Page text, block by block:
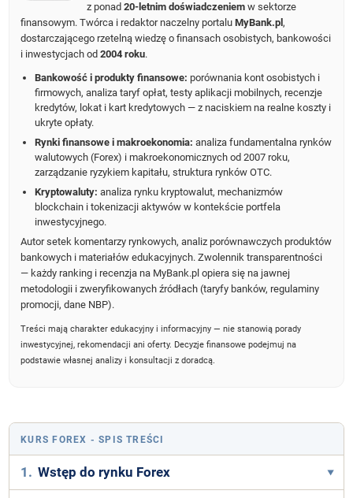
z ponad20-letnim doświadczeniem w sektorze
finansowym. Twórca i redaktor naczelny portaluMyBank.pl,
dostarczającego rzetelną wiedzę o finansach osobistych, bankowości
i inwestycjach od2004 roku.
Bankowość i produkty finansowe: porównania kont osobistych i
firmowych, analiza taryf opłat, testy aplikacji mobilnych, recenzje
kredytów, lokat i kart kredytowych — z naciskiem na realne koszty i
ukryte opłaty.
Rynki finansowe i makroekonomia: analiza fundamentalna rynków
walutowych (Forex) i makroekonomicznych od 2007 roku,
zarządzanie ryzykiem kapitału, struktura rynków OTC.
Kryptowaluty: analiza rynku kryptowalut, mechanizmów
blockchain i tokenizacji aktywów w kontekście portfela
inwestycyjnego.
Autor setek komentarzy rynkowych, analiz porównawczych produktów
bankowych i materiałów edukacyjnych. Zwolennik transparentności
— każdy ranking i recenzja na MyBank.pl opiera się na jawnej
metodologii i zweryfikowanych źródłach (taryfy banków, regulaminy
promocji, dane NBP).
Treści mają charakter edukacyjny i informacyjny — nie stanowią porady
inwestycyjnej, rekomendacji ani oferty. Decyzje finansowe podejmuj na
podstawie własnej analizy i konsultacji z doradcą.
KURS FOREX - SPIS TREŚCI
1. Wstęp do rynku Forex